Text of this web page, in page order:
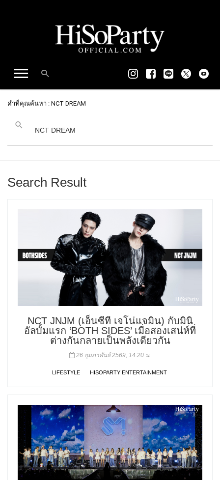
คำที่คุณค้นหา : NCT DREAM
Search Result
NCT JNJM (เอ็นซีที เจโน่แจมิน) กับมินิ
อัลบั้มแรก ‘BOTH SIDES’ เมื่อสองเสน่ห์ที่
ต่างกันกลายเป็นพลังเดียวกัน
26 กุมภาพันธ์ 2569, 14:20 น.
LIFESTYLE HISOPARTY ENTERTAINMENT